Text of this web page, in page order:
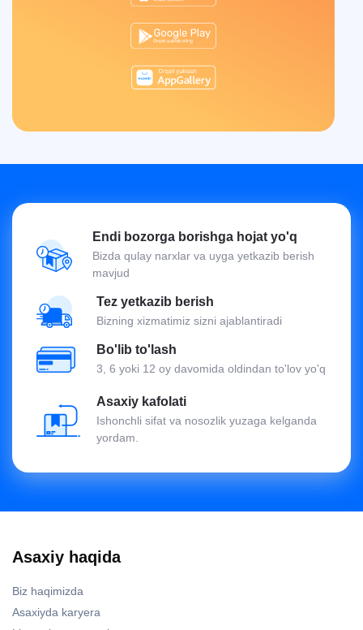
Endi bozorga borishga hojat yo'q
Bizda qulay narxlar va uyga yetkazib berish
mavjud
Tez yetkazib berish
Bizning xizmatimiz sizni ajablantiradi
Bo'lib to'lash
3, 6 yoki 12 oy davomida oldindan to'lov yo'q
Asaxiy kafolati
Ishonchli sifat va nosozlik yuzaga kelganda
yordam.
Asaxiy haqida
Biz haqimizda
Asaxiyda karyera